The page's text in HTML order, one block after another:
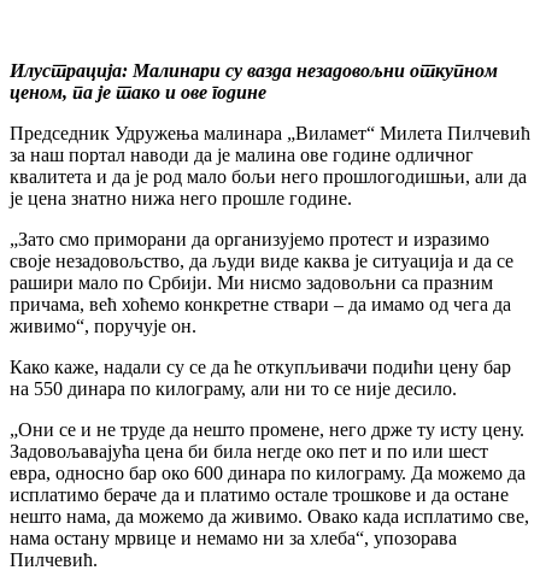
Илустрација: Малинари су вазда незадовољни откупном
ценом, па је тако и ове године
Председник Удружења малинара „Виламет“ Милета Пилчевић
за наш портал наводи да је малина ове године одличног
квалитета и да је род мало бољи него прошлогодишњи, али да
је цена знатно нижа него прошле године.
„Зато смо приморани да организујемо протест и изразимо
своје незадовољство, да људи виде каква је ситуација и да се
рашири мало по Србији. Ми нисмо задовољни са празним
причама, већ хоћемо конкретне ствари – да имамо од чега да
живимо“, поручује он.
Како каже, надали су се да ће откупљивачи подићи цену бар
на 550 динара по килограму, али ни то се није десило.
„Они се и не труде да нешто промене, него држе ту исту цену.
Задовољавајућа цена би била негде око пет и по или шест
евра, односно бар око 600 динара по килограму. Да можемо да
исплатимо бераче да и платимо остале трошкове и да остане
нешто нама, да можемо да живимо. Овако када исплатимо све,
нама остану мрвице и немамо ни за хлеба“, упозорава
Пилчевић.